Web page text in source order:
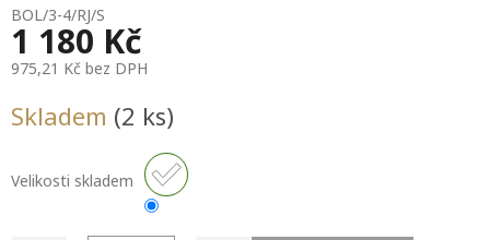
BOL/3-4/RJ/S
1 180 Kč
975,21 Kč bez DPH
cena:
Skladem (2 ks)
Velikosti skladem